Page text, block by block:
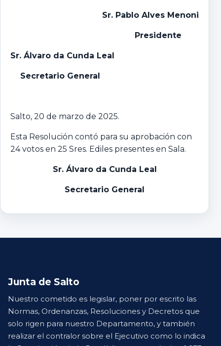
Sr. Pablo Alves Menoni
Presidente
Sr. Álvaro da Cunda Leal
Secretario General
Salto, 20 de marzo de 2025.
Esta Resolución contó para su aprobación con
24 votos en 25 Sres. Ediles presentes en Sala.
Sr. Álvaro da Cunda Leal
Secretario General
Junta de Salto
Nuestro cometido es legislar, poner por escrito las
Normas, Ordenanzas, Resoluciones y Decretos que
solo rigen para nuestro Departamento, y también
realizar el contralor sobre el Ejecutivo como lo indica